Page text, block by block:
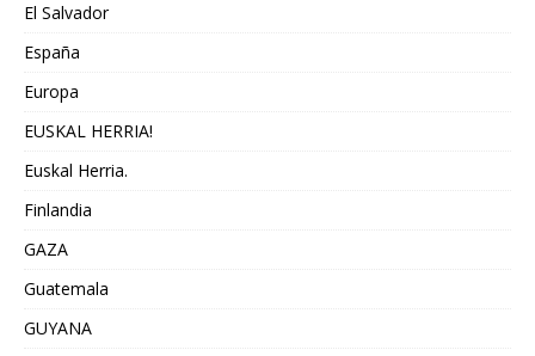
El Salvador
España
Europa
EUSKAL HERRIA!
Euskal Herria.
Finlandia
GAZA
Guatemala
GUYANA